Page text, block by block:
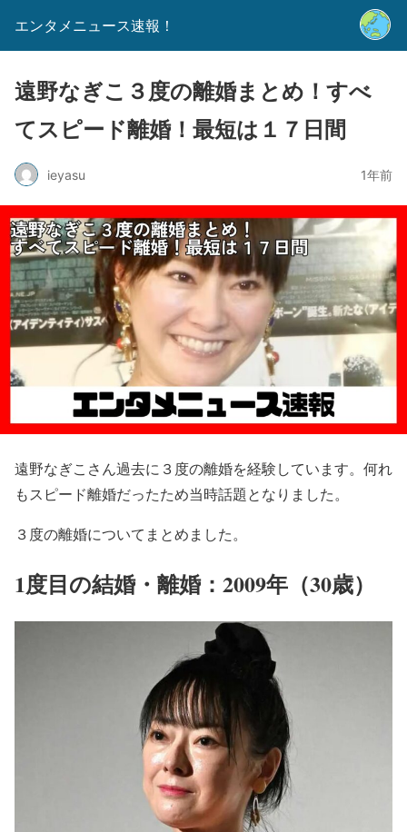
エンタメニュース速報！
遠野なぎこ３度の離婚まとめ！すべ
てスピード離婚！最短は１７日間
ieyasu 1年前
遠野なぎこさん過去に３度の離婚を経験しています。何れ
もスピード離婚だったため当時話題となりました。
３度の離婚についてまとめました。
1度目の結婚・離婚：2009年（30歳）